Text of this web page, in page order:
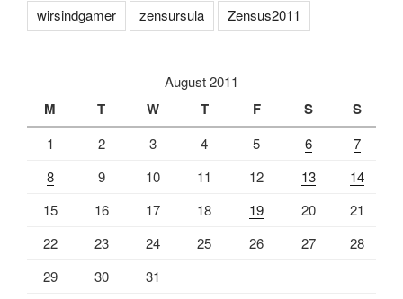
wirsindgamer zensursula Zensus2011
August 2011
M T W T F S S
1 2 3 4 5 6
7
8
9 10 11 12 13
14
15
16 17 18 19 20
21
22
23 24 25 26 27
28
29
30
31